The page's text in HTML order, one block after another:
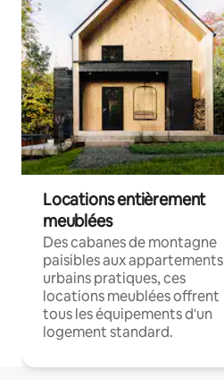
Locations entièrement
meublées
Des cabanes de montagne
paisibles aux appartements
urbains pratiques, ces
locations meublées offrent
tous les équipements d'un
logement standard.